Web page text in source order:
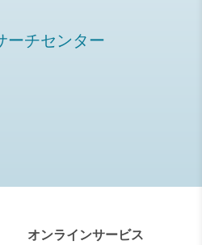
ーチセンター
オンラインサービス